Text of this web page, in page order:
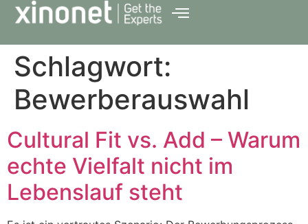
Schlagwort:
Bewerberauswahl
Cultural Fit vs. Add – Warum
echte Vielfalt nicht im
Lebenslauf steht